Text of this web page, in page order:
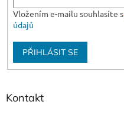
Vložením e-mailu souhlasíte s
údajů
PŘIHLÁSIT SE
Kontakt